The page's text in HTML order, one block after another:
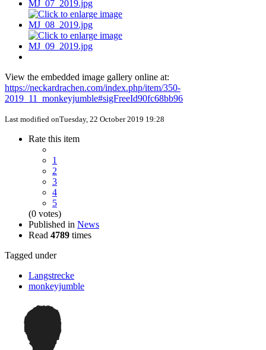
View the embedded image gallery online at:
https://neckardrachen.com/index.php/item/350-
2019_11_monkeyjumble#sigFreeId90fc68bb96
Last modified onTuesday, 22 October 2019 19:28
Rate this item
1
2
3
4
5
(0 votes)
Published in News
Read 4789 times
Tagged under
Langstrecke
monkeyjumble